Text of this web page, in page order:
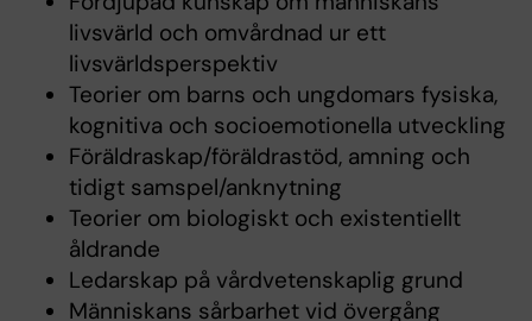
livsvärld och omvårdnad ur ett
livsvärldsperspektiv
Teorier om barns och ungdomars fysiska,
kognitiva och socioemotionella utveckling
Föräldraskap/föräldrastöd, amning och
tidigt samspel/anknytning
Teorier om biologiskt och existentiellt
åldrande
Ledarskap på vårdvetenskaplig grund
Människans sårbarhet vid övergång